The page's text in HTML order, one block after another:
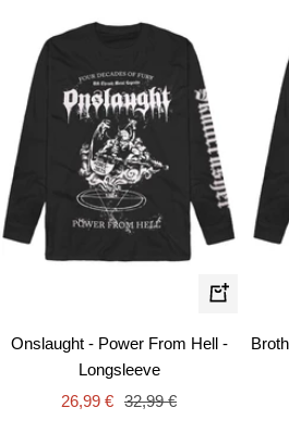
Onslaught - Power From Hell -
Longsleeve
Angebotspreis
26,99 € Regulärer
32,99 €